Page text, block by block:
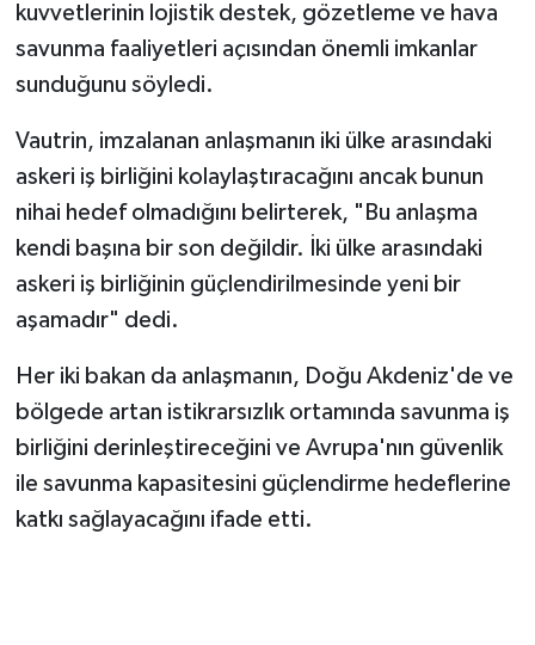
kuvvetlerinin lojistik destek, gözetleme ve hava
savunma faaliyetleri açısından önemli imkanlar
sunduğunu söyledi.
Vautrin, imzalanan anlaşmanın iki ülke arasındaki
askeri iş birliğini kolaylaştıracağını ancak bunun
nihai hedef olmadığını belirterek, "Bu anlaşma
kendi başına bir son değildir. İki ülke arasındaki
askeri iş birliğinin güçlendirilmesinde yeni bir
aşamadır" dedi.
Her iki bakan da anlaşmanın, Doğu Akdeniz'de ve
bölgede artan istikrarsızlık ortamında savunma iş
birliğini derinleştireceğini ve Avrupa'nın güvenlik
ile savunma kapasitesini güçlendirme hedeflerine
katkı sağlayacağını ifade etti.